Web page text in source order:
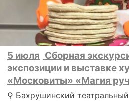
5 июля Сборная
экспозиции и выставке
«Московиты» «Магия
⚲ Бахрушинский